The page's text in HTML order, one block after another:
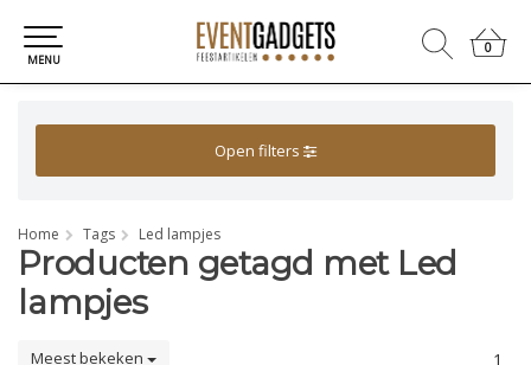
0
0
MENU
Open filters
Home Tags Led lampjes
Producten getagd met Led
lampjes
Meest bekeken 1